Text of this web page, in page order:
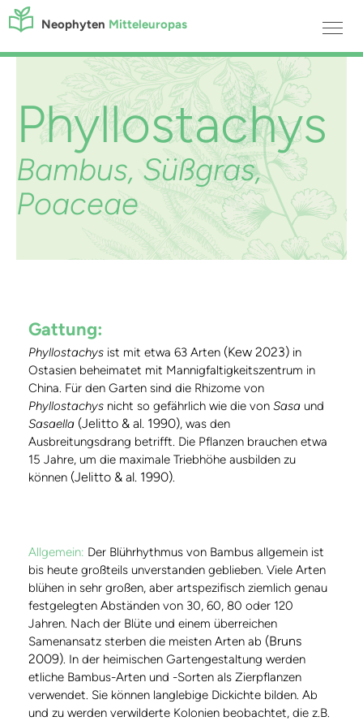
Neophyten Mitteleuropas
Phyllostachys
Bambus, Süßgras,
Poaceae
Gattung:
Phyllostachys ist mit etwa 63 Arten (Kew 2023) in
Ostasien beheimatet mit Mannigfaltigkeitszentrum in
China. Für den Garten sind die Rhizome von
Phyllostachys nicht so gefährlich wie die von Sasa und
Sasaella (Jelitto & al. 1990), was den
Ausbreitungsdrang betrifft. Die Pflanzen brauchen etwa
15 Jahre, um die maximale Triebhöhe ausbilden zu
können (Jelitto & al. 1990).
Allgemein: Der Blührhythmus von Bambus allgemein ist
bis heute großteils unverstanden geblieben. Viele Arten
blühen in sehr großen, aber artspezifisch ziemlich genau
festgelegten Abständen von 30, 60, 80 oder 120
Jahren. Nach der Blüte und einem überreichen
Samenansatz sterben die meisten Arten ab (Bruns
2009). In der heimischen Gartengestaltung werden
etliche Bambus-Arten und -Sorten als Zierpflanzen
verwendet. Sie können langlebige Dickichte bilden. Ab
und zu werden verwilderte Kolonien beobachtet, die z.B.